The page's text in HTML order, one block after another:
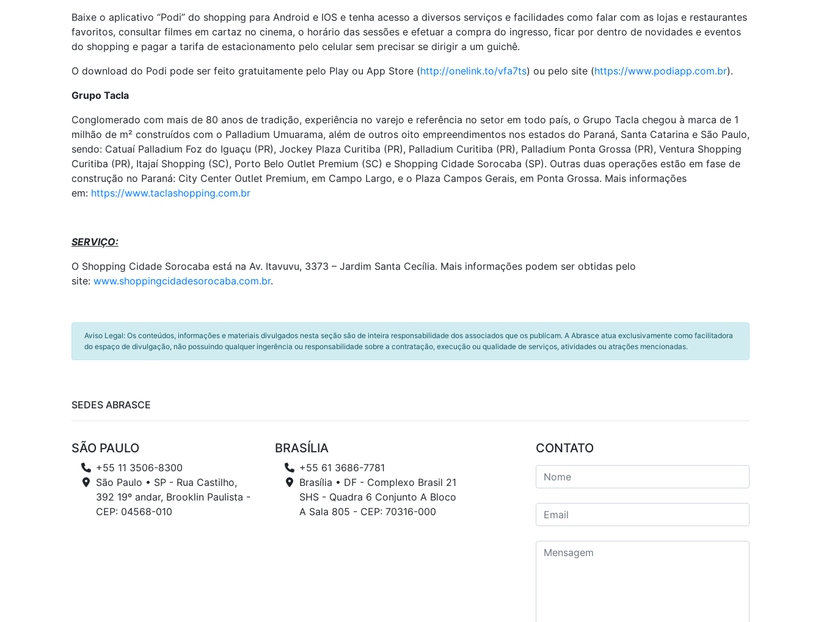
Baixe o aplicativo “Podi” do shopping para Android e IOS e tenha acesso a diversos serviços e facilidades como falar com as lojas e restaurantes
favoritos, consultar filmes em cartaz no cinema, o horário das sessões e efetuar a compra do ingresso, ficar por dentro de novidades e eventos
do shopping e pagar a tarifa de estacionamento pelo celular sem precisar se dirigir a um guichê.
O download do Podi pode ser feito gratuitamente pelo Play ou App Store (http://onelink.to/vfa7ts) ou pelo site (https://www.podiapp.com.br).
Grupo Tacla
Conglomerado com mais de 80 anos de tradição, experiência no varejo e referência no setor em todo país, o Grupo Tacla chegou à marca de 1
milhão de m² construídos com o Palladium Umuarama, além de outros oito empreendimentos nos estados do Paraná, Santa Catarina e São Paulo,
sendo: Catuaí Palladium Foz do Iguaçu (PR), Jockey Plaza Curitiba (PR), Palladium Curitiba (PR), Palladium Ponta Grossa (PR), Ventura Shopping
Curitiba (PR), Itajaí Shopping (SC), Porto Belo Outlet Premium (SC) e Shopping Cidade Sorocaba (SP). Outras duas operações estão em fase de
construção no Paraná: City Center Outlet Premium, em Campo Largo, e o Plaza Campos Gerais, em Ponta Grossa. Mais informações
em: https://www.taclashopping.com.br
SERVIÇO:
O Shopping Cidade Sorocaba está na Av. Itavuvu, 3373 – Jardim Santa Cecília. Mais informações podem ser obtidas pelo
site: www.shoppingcidadesorocaba.com.br.
Aviso Legal: Os conteúdos, informações e materiais divulgados nesta seção são de inteira responsabilidade dos associados que os publicam. A Abrasce atua exclusivamente como facilitadora
do espaço de divulgação, não possuindo qualquer ingerência ou responsabilidade sobre a contratação, execução ou qualidade de serviços, atividades ou atrações mencionadas.
SEDES ABRASCE
SÃO PAULO
+55 11 3506-8300
São Paulo • SP - Rua Castilho,
392 19º andar, Brooklin Paulista -
CEP: 04568-010
BRASÍLIA
+55 61 3686-7781
Brasília • DF - Complexo Brasil 21
SHS - Quadra 6 Conjunto A Bloco
A Sala 805 - CEP: 70316-000
CONTATO